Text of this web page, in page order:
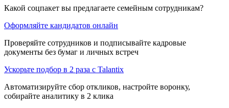
Какой соцпакет вы предлагаете семейным сотрудникам?
Оформляйте кандидатов онлайн
Проверяйте сотрудников и подписывайте кадровые
документы без бумаг и личных встреч
Ускорьте подбор в 2 раза с Talantix
Автоматизируйте сбор откликов, настройте воронку,
собирайте аналитику в 2 клика